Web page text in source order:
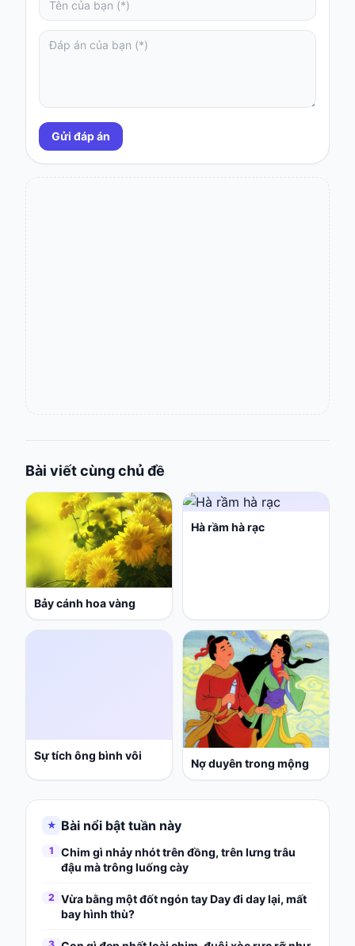
Gửi đáp án
Bài viết cùng chủ đề
Bảy cánh hoa vàng
Hà rầm hà rạc
Nợ duyên trong mộng
★ Bài nổi bật tuần này
1
Chim gì nhảy nhót trên đồng, trên lưng trâu
đậu mà trông luống cày
2 Vừa bằng một đốt ngón tay Day đi day lại, mất
bay hình thù?